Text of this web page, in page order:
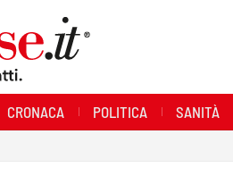
CRONACA POLITICA SANITÀ